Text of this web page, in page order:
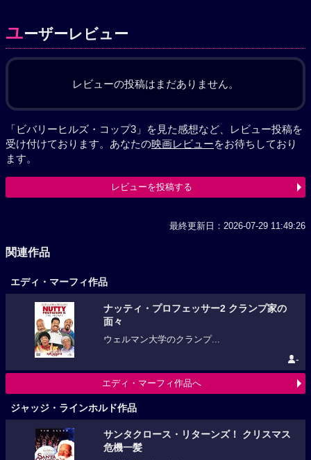
ユーザーレビュー
レビューの投稿はまだありません。
「ビバリーヒルズ・コップ3」を見た感想など、レビュー投稿を
受け付けております。あなたの映画レビューをお待ちしており
ます。
レビューを投稿する
最終更新日：2026-07-29 11:49:26
関連作品
エディ・マーフィ作品
ナッティ・プロフェッサー2 クランプ家の
面々
ウェルマン大学のクランプ...
-
エディ・マーフィ作品へ
ジャッジ・ラインホルド作品
サンタクロース・リターンズ！ クリスマス
危機一髪